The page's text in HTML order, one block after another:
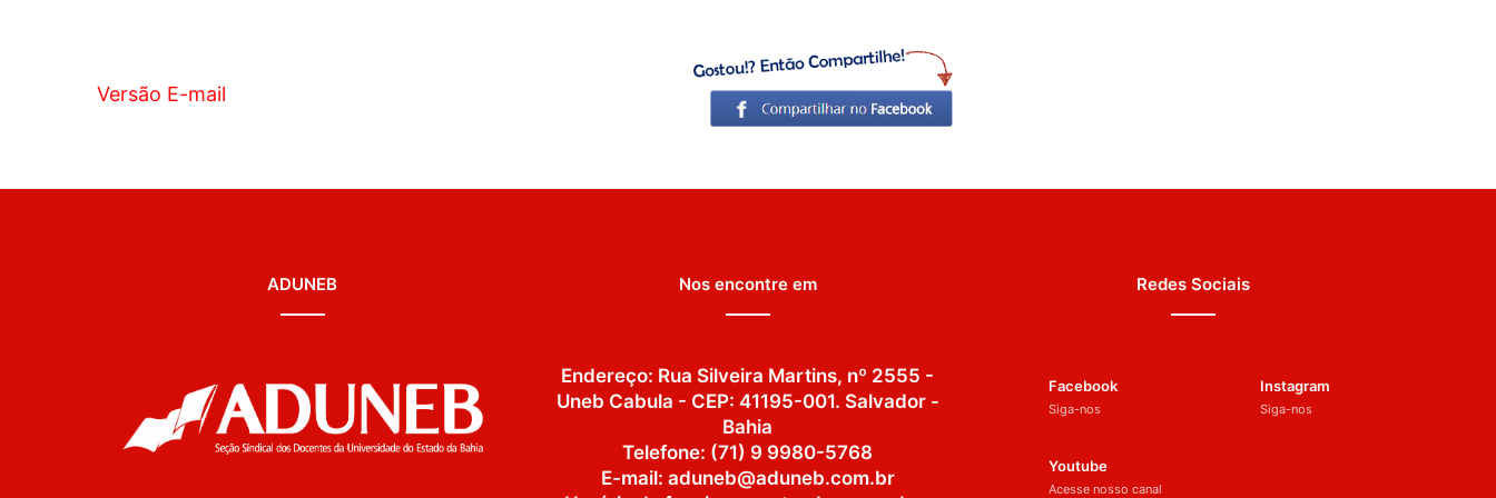
Versão E-mail
ADUNEB Nos encontre em
Endereço: Rua Silveira Martins, nº 2555 -
Uneb Cabula - CEP: 41195-001. Salvador -
Bahia
Telefone: (71) 9 9980-5768
E-mail: aduneb@aduneb.com.br
Redes Sociais
Facebook
Siga-nos
Instagram
Siga-nos
Youtube
Acesse nosso canal